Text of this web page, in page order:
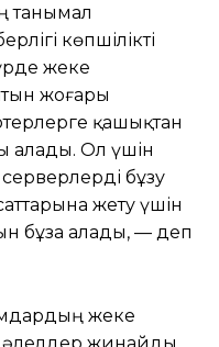
танымал
көпшілікті
жеке
жоғары
қашықтан
алады. Ол үшін
бұзу
жету үшін
бұза алады, — деп
жеке